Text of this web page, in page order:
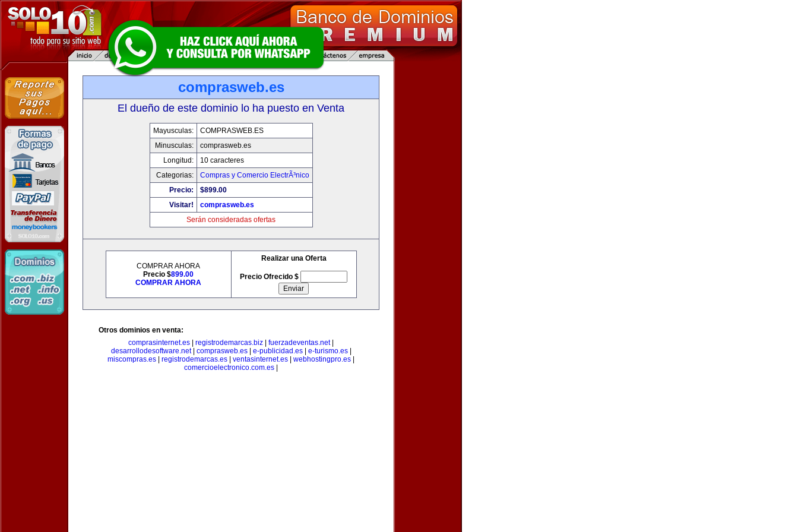
comprasweb.es
El dueño de este dominio lo ha puesto en Venta
Mayusculas:
COMPRASWEB.ES
Minusculas:
comprasweb.es
Longitud:
10 caracteres
Categorias:
Compras y Comercio ElectrÃ³nico
Precio:
$899.00
Visitar!
comprasweb.es
Serán consideradas ofertas
COMPRAR AHORA
Precio $899.00
COMPRAR AHORA
Realizar una Oferta
Precio Ofrecido $
Otros dominios en venta:
comprasinternet.es
registrodemarcas.biz fuerzadeventas.net|
desarrollodesoftware.net| comprasweb.es| e-publicidad.es| e-turismo.es|
miscompras.es
registrodemarcas.es ventasinternet.es webhostingpro.es
comercioelectronico.com.es